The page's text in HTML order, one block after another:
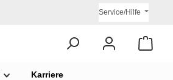
Service/Hilfe
Karriere